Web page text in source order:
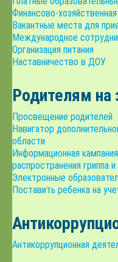
Финансово-
Вакантные места для
Международное
Организация питания
Наставничество в ДОУ
Родителям на
Просвещение родителей
Навигатор
области
Информационная
распространения гриппа
Электронные
Поставить ребенка на
Антикоррупционная